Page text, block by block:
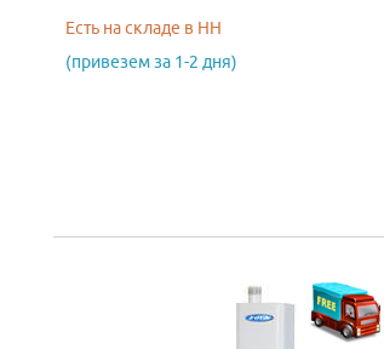
Есть на складе в НН
(привезем за 1-2 дня)